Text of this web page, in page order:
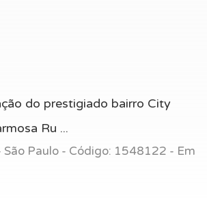
do prestigiado bairro City
Ru ...
Paulo - Código: 1548122 - Em